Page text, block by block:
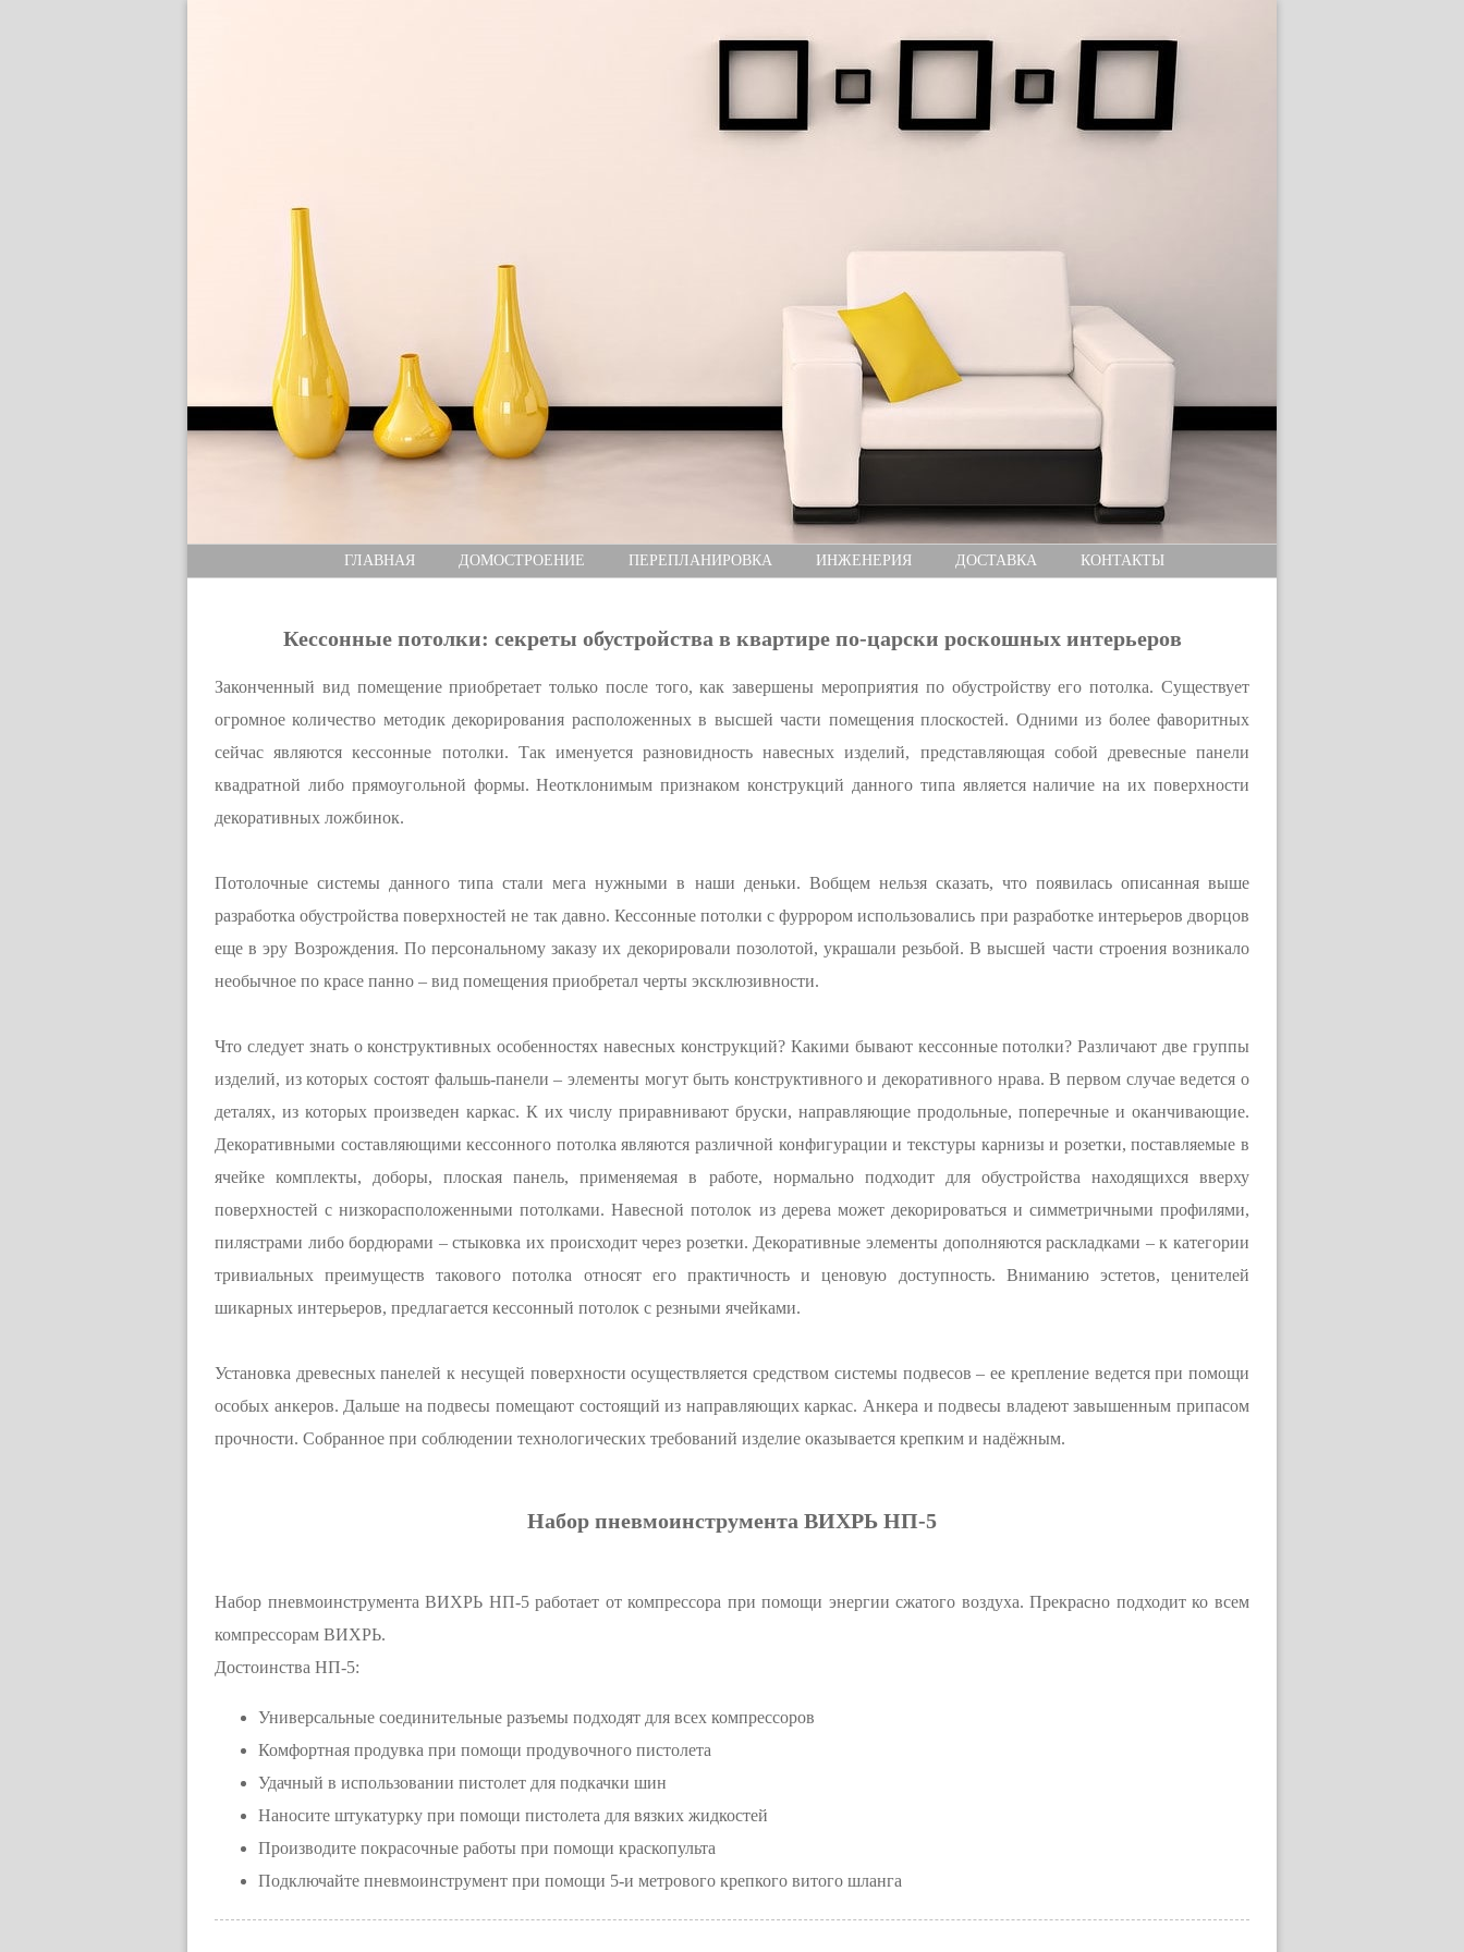
ГЛАВНАЯ ДОМОСТРОЕНИЕ ПЕРЕПЛАНИРОВКА ИНЖЕНЕРИЯ ДОСТАВКА КОНТАКТЫ
Кессонные потолки: секреты обустройства в квартире по-царски роскошных интерьеров
Законченный вид помещение приобретает только после того, как завершены мероприятия по обустройству его потолка. Существует
огромное количество методик декорирования расположенных в высшей части помещения плоскостей. Одними из более фаворитных
сейчас являются кессонные потолки. Так именуется разновидность навесных изделий, представляющая собой древесные панели
квадратной либо прямоугольной формы. Неотклонимым признаком конструкций данного типа является наличие на их поверхности
декоративных ложбинок.
Потолочные системы данного типа стали мега нужными в наши деньки. Вобщем нельзя сказать, что появилась описанная выше
разработка обустройства поверхностей не так давно. Кессонные потолки с фуррором использовались при разработке интерьеров дворцов
еще в эру Возрождения. По персональному заказу их декорировали позолотой, украшали резьбой. В высшей части строения возникало
необычное по красе панно – вид помещения приобретал черты эксклюзивности.
Что следует знать о конструктивных особенностях навесных конструкций? Какими бывают кессонные потолки? Различают две группы
изделий, из которых состоят фальшь-панели – элементы могут быть конструктивного и декоративного нрава. В первом случае ведется о
деталях, из которых произведен каркас. К их числу приравнивают бруски, направляющие продольные, поперечные и оканчивающие.
Декоративными составляющими кессонного потолка являются различной конфигурации и текстуры карнизы и розетки, поставляемые в
ячейке комплекты, доборы, плоская панель, применяемая в работе, нормально подходит для обустройства находящихся вверху
поверхностей с низкорасположенными потолками. Навесной потолок из дерева может декорироваться и симметричными профилями,
пилястрами либо бордюрами – стыковка их происходит через розетки. Декоративные элементы дополняются раскладками – к категории
тривиальных преимуществ такового потолка относят его практичность и ценовую доступность. Вниманию эстетов, ценителей
шикарных интерьеров, предлагается кессонный потолок с резными ячейками.
Установка древесных панелей к несущей поверхности осуществляется средством системы подвесов – ее крепление ведется при помощи
особых анкеров. Дальше на подвесы помещают состоящий из направляющих каркас. Анкера и подвесы владеют завышенным припасом
прочности. Собранное при соблюдении технологических требований изделие оказывается крепким и надёжным.
Набор пневмоинструмента ВИХРЬ НП-5
Набор пневмоинструмента ВИХРЬ НП-5 работает от компрессора при помощи энергии сжатого воздуха. Прекрасно подходит ко всем
компрессорам ВИХРЬ.
Достоинства НП-5:
Универсальные соединительные разъемы подходят для всех компрессоров
Комфортная продувка при помощи продувочного пистолета
Удачный в использовании пистолет для подкачки шин
Наносите штукатурку при помощи пистолета для вязких жидкостей
Производите покрасочные работы при помощи краскопульта
Подключайте пневмоинструмент при помощи 5-и метрового крепкого витого шланга